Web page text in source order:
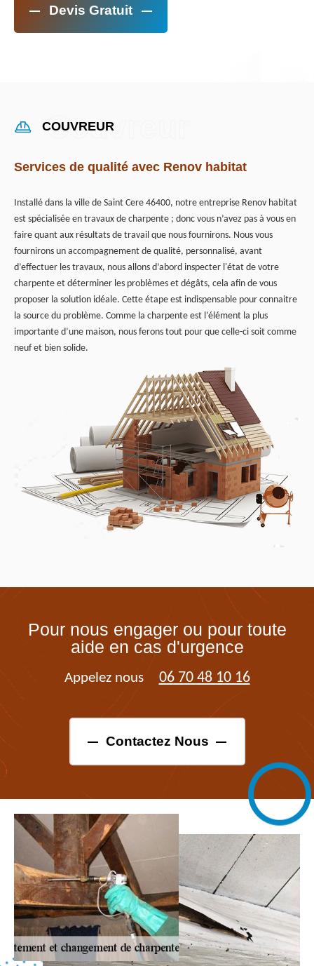
Devis Gratuit
COUVREUR
Services de qualité avec Renov habitat
Installé dans la ville de Saint Cere 46400, notre entreprise Renov habitat
est spécialisée en travaux de charpente ; donc vous n’avez pas à vous en
faire quant aux résultats de travail que nous fournirons. Nous vous
fournirons un accompagnement de qualité, personnalisé, avant
d’effectuer les travaux, nous allons d’abord inspecter l'état de votre
charpente et déterminer les problèmes et dégâts, cela afin de vous
proposer la solution idéale. Cette étape est indispensable pour connaitre
la source du problème. Comme la charpente est l’élément la plus
importante d’une maison, nous ferons tout pour que celle-ci soit comme
neuf et bien solide.
Pour nous engager ou pour toute
aide en cas d'urgence
Appelez nous 06 70 48 10 16
Contactez Nous